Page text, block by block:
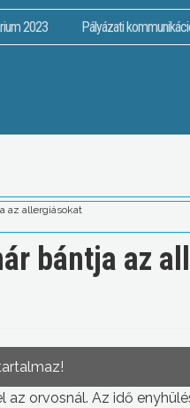
2023 Pályázati
az allergiásokat
bántja az
az orvosnál. Az idő